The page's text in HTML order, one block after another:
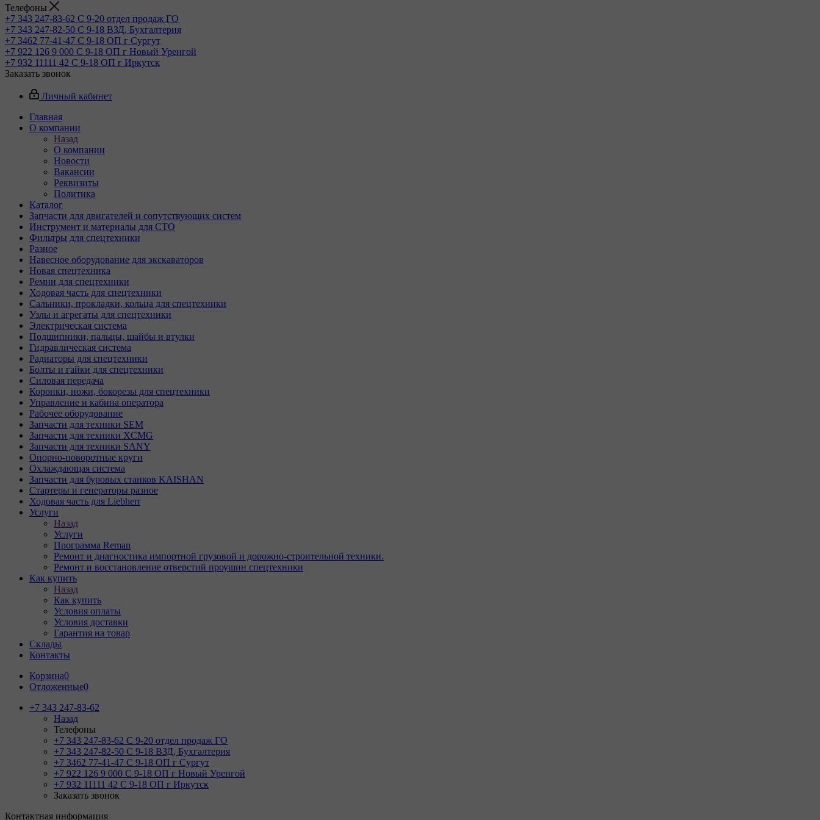
Телефоны
+7 343 247-83-62 С 9-20 отдел продаж ГО
+7 343 247-82-50 С 9-18 ВЗД, Бухгалтерия
+7 3462 77-41-47 С 9-18 ОП г Сургут
+7 922 126 9 000 С 9-18 ОП г Новый Уренгой
+7 932 11111 42 С 9-18 ОП г Иркутск
Заказать звонок
Личный кабинет
Главная
О компании
Назад
О компании
Новости
Вакансии
Реквизиты
Политика
Каталог
Запчасти для двигателей и сопутствующих систем
Инструмент и материалы для СТО
Фильтры для спецтехники
Разное
Навесное оборудование для экскаваторов
Новая спецтехника
Ремни для спецтехники
Ходовая часть для спецтехники
Сальники, прокладки, кольца для спецтехники
Узлы и агрегаты для спецтехники
Электрическая система
Подшипники, пальцы, шайбы и втулки
Гидравлическая система
Радиаторы для спецтехники
Болты и гайки для спецтехники
Силовая передача
Коронки, ножи, бокорезы для спецтехники
Управление и кабина оператора
Рабочее оборудование
Запчасти для техники SEM
Запчасти для техники XCMG
Запчасти для техники SANY
Опорно-поворотные круги
Охлаждающая система
Запчасти для буровых станков KAISHAN
Стартеры и генераторы разное
Ходовая часть для Liebherr
Услуги
Назад
Услуги
Программа Reman
Ремонт и диагностика импортной грузовой и дорожно-строительной техники.
Ремонт и восстановление отверстий проушин спецтехники
Как купить
Назад
Как купить
Условия оплаты
Условия доставки
Гарантия на товар
Склады
Контакты
Корзина0
Отложенные0
+7 343 247-83-62
Назад
Телефоны
+7 343 247-83-62 С 9-20 отдел продаж ГО
+7 343 247-82-50 С 9-18 ВЗД, Бухгалтерия
+7 3462 77-41-47 С 9-18 ОП г Сургут
+7 922 126 9 000 С 9-18 ОП г Новый Уренгой
+7 932 11111 42 С 9-18 ОП г Иркутск
Заказать звонок
Контактная информация